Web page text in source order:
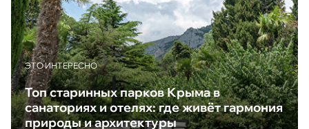
ЭТО ИНТЕРЕСНО
Топ старинных парков Крыма в
санаториях и отелях: где живёт гармония
природы и архитектуры